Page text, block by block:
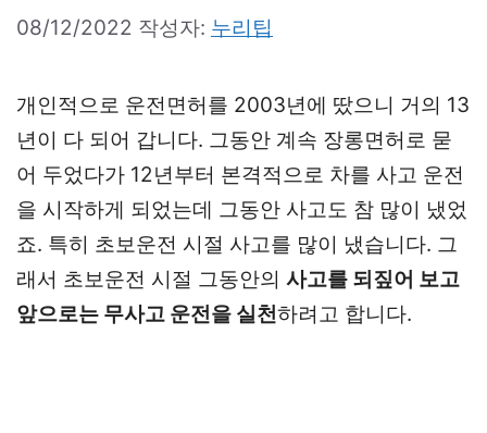
기08/12/2022 작성자: 누리팁
개인적으로 운전면허를 2003년에 땄으니 거의 13
년이 다 되어 갑니다. 그동안 계속 장롱면허로 묻
어 두었다가 12년부터 본격적으로 차를 사고 운전
을 시작하게 되었는데 그동안 사고도 참 많이 냈었
죠. 특히 초보운전 시절 사고를 많이 냈습니다. 그
래서 초보운전 시절 그동안의 사고를 되짚어 보고
앞으로는 무사고 운전을 실천하려고 합니다.